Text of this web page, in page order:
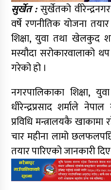
सुर्खेत : सुर्खेतको
वर्षे रणनीतिक योजना
शिक्षा, युवा तथा खेलकुद
मस्यौदा सरोकारवालाको
गरेको हो ।
नगरपालिकाका शिक्षा,
धीरेन्द्रप्रसाद शर्माले
प्रविधि मन्त्रालयकै खाकामा
चार महीना लामो
तयार पारिएको जानकारी